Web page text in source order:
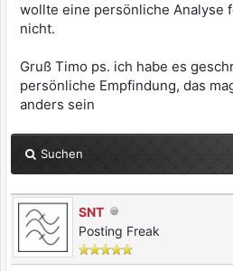
wollte eine persönliche Analyse
nicht.
Gruß Timo ps. ich habe es
persönliche Empfindung, das
anders sein
Suchen
SNT
Posting Freak